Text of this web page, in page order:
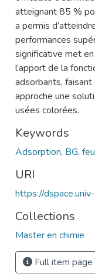
atteignant 85 %
a permis
performances
significative met
l’apport de la
adsorbants,
approche une
usées colorées.
Keywords
Adsorption, BG,
URI
https://
Collections
Master en chimie
Full item page